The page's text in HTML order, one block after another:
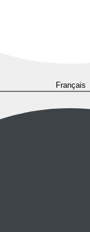
Français